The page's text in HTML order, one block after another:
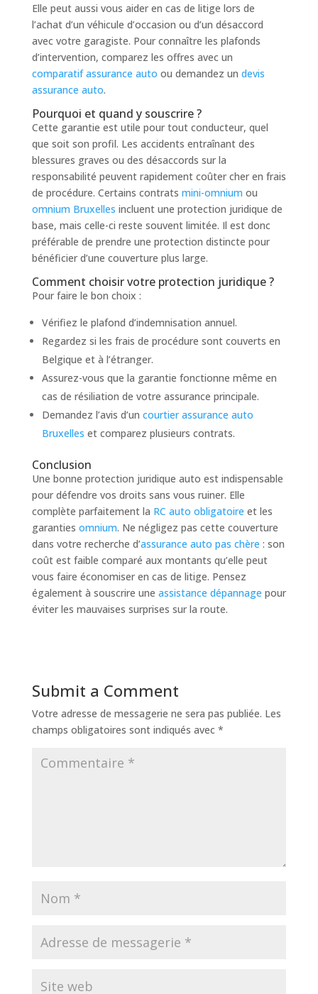
Elle peut aussi vous aider en cas de litige lors de
l’achat d’un véhicule d’occasion ou d’un désaccord
avec votre garagiste. Pour connaître les plafonds
d’intervention, comparez les offres avec un
comparatif assurance auto ou demandez un devis
assurance auto.
Pourquoi et quand y souscrire ?
Cette garantie est utile pour tout conducteur, quel
que soit son profil. Les accidents entraînant des
blessures graves ou des désaccords sur la
responsabilité peuvent rapidement coûter cher en frais
de procédure. Certains contrats mini-omnium ou
omnium Bruxelles incluent une protection juridique de
base, mais celle-ci reste souvent limitée. Il est donc
préférable de prendre une protection distincte pour
bénéficier d’une couverture plus large.
Comment choisir votre protection juridique ?
Pour faire le bon choix :
Vérifiez le plafond d’indemnisation annuel.
Regardez si les frais de procédure sont couverts en
Belgique et à l’étranger.
Assurez-vous que la garantie fonctionne même en
cas de résiliation de votre assurance principale.
Demandez l’avis d’un courtier assurance auto
Bruxelles et comparez plusieurs contrats.
Conclusion
Une bonne protection juridique auto est indispensable
pour défendre vos droits sans vous ruiner. Elle
complète parfaitement la RC auto obligatoire et les
garanties omnium. Ne négligez pas cette couverture
dans votre recherche d’assurance auto pas chère : son
coût est faible comparé aux montants qu’elle peut
vous faire économiser en cas de litige. Pensez
également à souscrire une assistance dépannage pour
éviter les mauvaises surprises sur la route.
Submit a Comment
Votre adresse de messagerie ne sera pas publiée. Les
champs obligatoires sont indiqués avec *